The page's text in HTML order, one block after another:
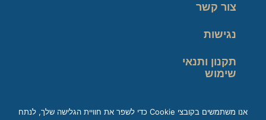
צור קשר
נגישות
תקנון ותנאי
שימוש
אנו משתמשים בקובצי Cookie כדי לשפר את חוויית הגלישה שלך, לנתח